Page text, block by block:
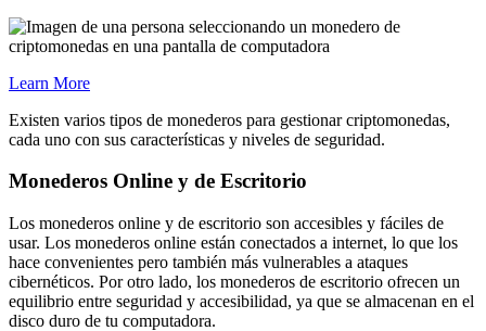
Learn More
Existen varios tipos de monederos para gestionar criptomonedas,
cada uno con sus características y niveles de seguridad.
Monederos Online y de Escritorio
Los monederos online y de escritorio son accesibles y fáciles de
usar. Los monederos online están conectados a internet, lo que los
hace convenientes pero también más vulnerables a ataques
cibernéticos. Por otro lado, los monederos de escritorio ofrecen un
equilibrio entre seguridad y accesibilidad, ya que se almacenan en el
disco duro de tu computadora.